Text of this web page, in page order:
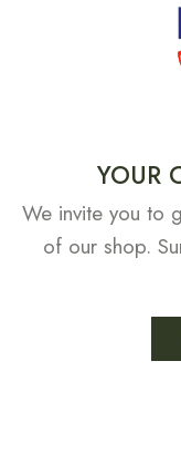
YOUR
We invite you to
of our shop.